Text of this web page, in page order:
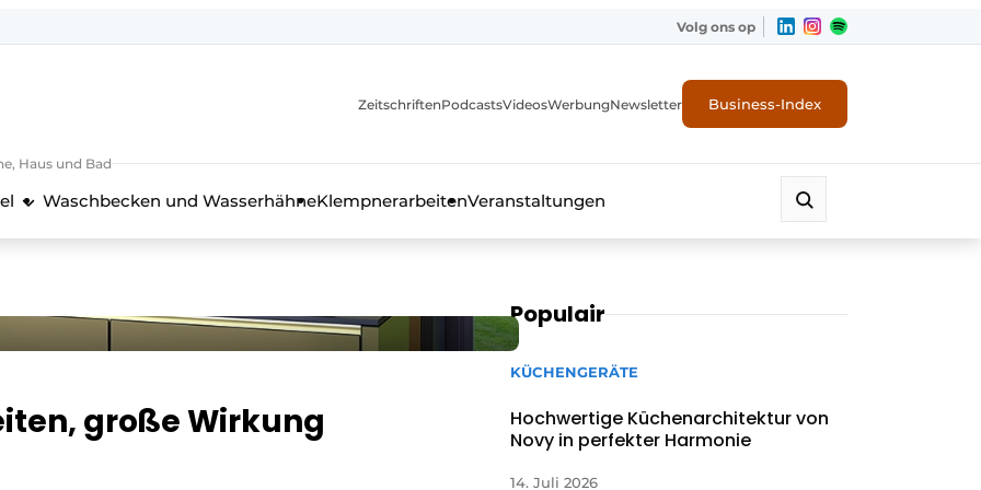
Volg ons op
Haus und Bad
ZeitschriftenPodcastsVideosWerbungNewsletter Business-Index
Waschbecken und WasserhähneKlempnerarbeitenVeranstaltungen
große Wirkung
Populair
KÜCHENGERÄTE
Hochwertige Küchenarchitektur von
Novy in perfekter Harmonie
14. Juli 2026